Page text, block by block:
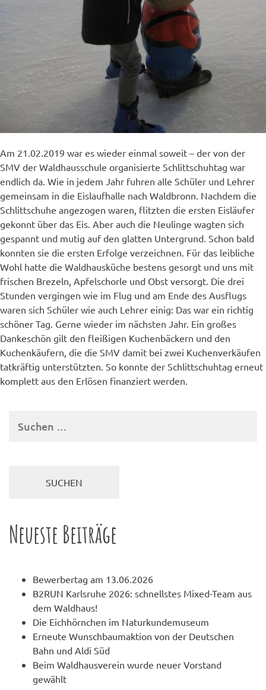
Am 21.02.2019 war es wieder einmal soweit – der von der
SMV der Waldhausschule organisierte Schlittschuhtag war
endlich da. Wie in jedem Jahr fuhren alle Schüler und Lehrer
gemeinsam in die Eislaufhalle nach Waldbronn. Nachdem die
Schlittschuhe angezogen waren, flitzten die ersten Eisläufer
gekonnt über das Eis. Aber auch die Neulinge wagten sich
gespannt und mutig auf den glatten Untergrund. Schon bald
konnten sie die ersten Erfolge verzeichnen. Für das leibliche
Wohl hatte die Waldhausküche bestens gesorgt und uns mit
frischen Brezeln, Apfelschorle und Obst versorgt. Die drei
Stunden vergingen wie im Flug und am Ende des Ausflugs
waren sich Schüler wie auch Lehrer einig: Das war ein richtig
schöner Tag. Gerne wieder im nächsten Jahr. Ein großes
Dankeschön gilt den fleißigen Kuchenbäckern und den
Kuchenkäufern, die die SMV damit bei zwei Kuchenverkäufen
tatkräftig unterstützten. So konnte der Schlittschuhtag erneut
komplett aus den Erlösen finanziert werden.
nach:
Neueste Beiträge
Bewerbertag am 13.06.2026
B2RUN Karlsruhe 2026: schnellstes Mixed-Team aus
dem Waldhaus!
Die Eichhörnchen im Naturkundemuseum
Erneute Wunschbaumaktion von der Deutschen
Bahn und Aldi Süd
Beim Waldhausverein wurde neuer Vorstand
gewählt